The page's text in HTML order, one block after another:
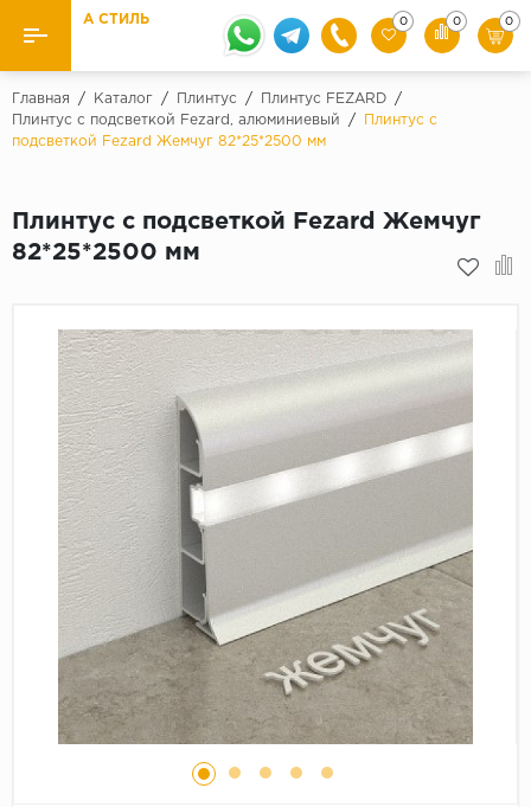
Назад
Ламинат
Назад
Krontex
33 класс
Серый
Бежевый
Дуб светлый
Коричневый
Страна
Австрия
Ковролин и ковровая плитка
Линолеум
Плинтус
Кварцевый ламинат SPC
Подложка под паркет и ламинат
А СТИЛЬ 0 0 0
Главная / Каталог / Плинтус / Плинтус FEZARD
/
Плинтус с подсветкой Fezard, алюминиевый
/
Плинтус с
подсветкой Fezard Жемчуг 82*25*2500 мм
Плинтус с подсветкой Fezard Жемчуг
82*25*2500 мм